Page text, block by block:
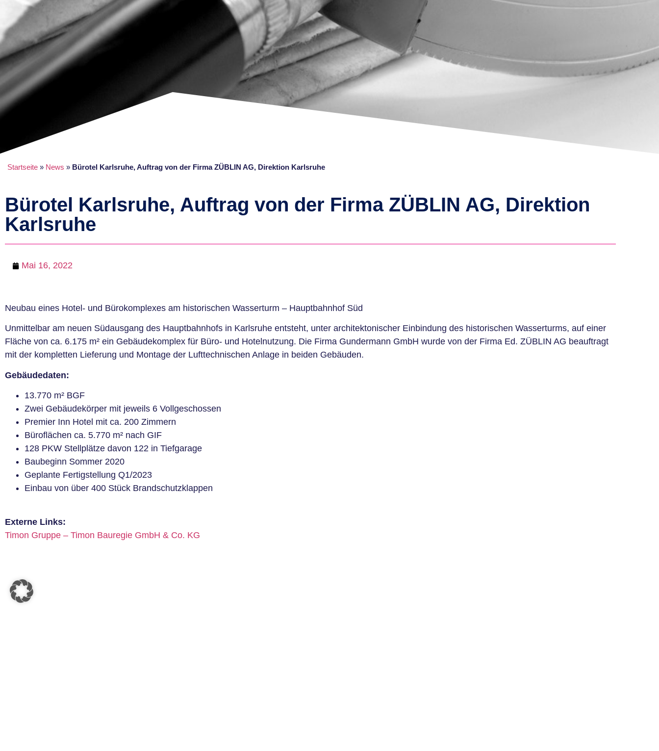
Startseite » News » Bürotel Karlsruhe, Auftrag von der Firma ZÜBLIN AG, Direktion Karlsruhe
Bürotel Karlsruhe, Auftrag von der Firma ZÜBLIN AG, Direktion
Karlsruhe
Mai 16, 2022
Neubau eines Hotel- und Bürokomplexes am historischen Wasserturm – Hauptbahnhof Süd
Unmittelbar am neuen Südausgang des Hauptbahnhofs in Karlsruhe entsteht, unter architektonischer Einbindung des historischen Wasserturms, auf einer
Fläche von ca. 6.175 m² ein Gebäudekomplex für Büro- und Hotelnutzung. Die Firma Gundermann GmbH wurde von der Firma Ed. ZÜBLIN AG beauftragt
mit der kompletten Lieferung und Montage der Lufttechnischen Anlage in beiden Gebäuden.
Gebäudedaten:
13.770 m² BGF
Zwei Gebäudekörper mit jeweils 6 Vollgeschossen
Premier Inn Hotel mit ca. 200 Zimmern
Büroflächen ca. 5.770 m² nach GIF
128 PKW Stellplätze davon 122 in Tiefgarage
Baubeginn Sommer 2020
Geplante Fertigstellung Q1/2023
Einbau von über 400 Stück Brandschutzklappen
Externe Links:
Timon Gruppe – Timon Bauregie GmbH & Co. KG